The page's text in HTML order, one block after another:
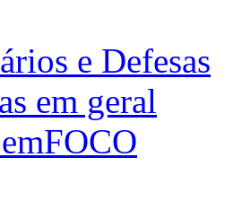
e Defesas
em geral